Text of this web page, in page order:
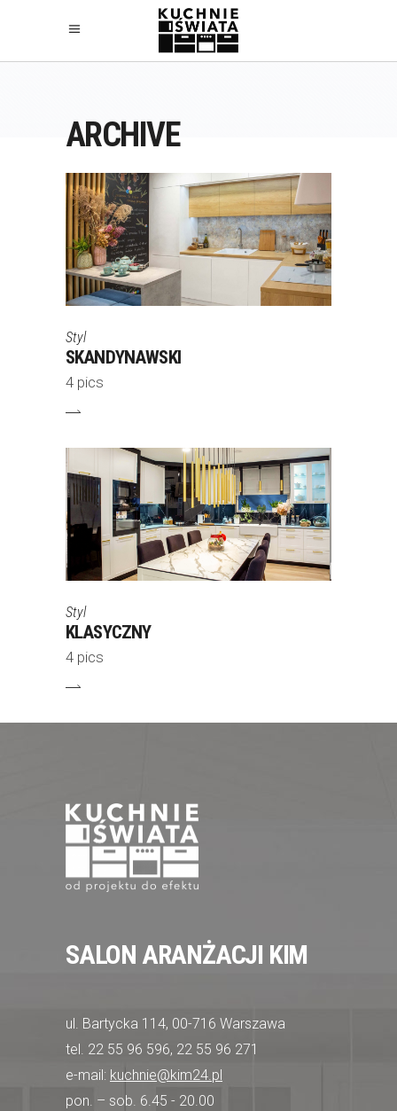
ARCHIVE
Styl
SKANDYNAWSKI
4 pics
Styl
KLASYCZNY
4 pics
SALON ARANŻACJI KIM
ul. Bartycka 114, 00-716 Warszawa
tel. 22 55 96 596, 22 55 96 271
e-mail: kuchnie@kim24.pl
pon. – sob. 6.45 - 20.00